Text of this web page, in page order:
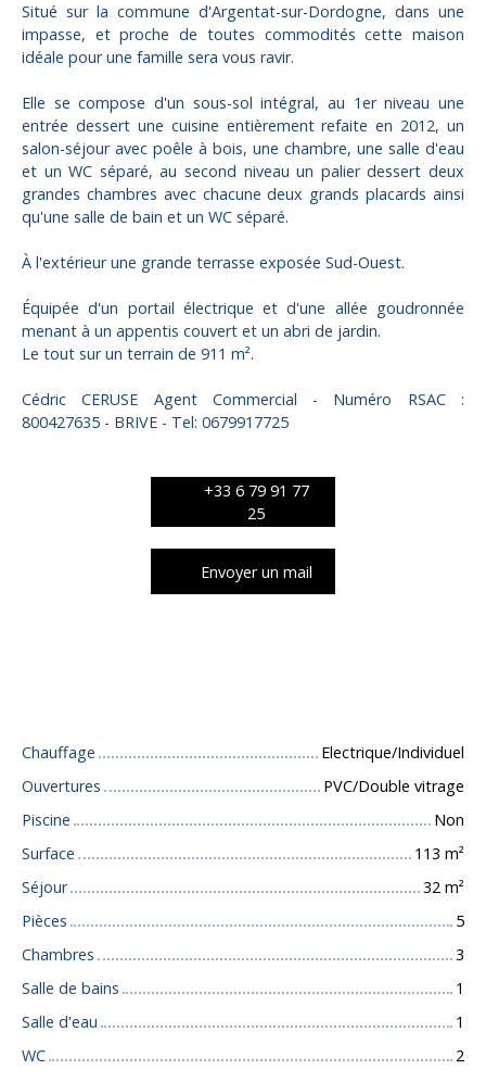
Situé sur la commune d'Argentat-sur-Dordogne, dans une
impasse, et proche de toutes commodités cette maison
idéale pour une famille sera vous ravir.
Elle se compose d'un sous-sol intégral, au 1er niveau une
entrée dessert une cuisine entièrement refaite en 2012, un
salon-séjour avec poêle à bois, une chambre, une salle d'eau
et un WC séparé, au second niveau un palier dessert deux
grandes chambres avec chacune deux grands placards ainsi
qu'une salle de bain et un WC séparé.
À l'extérieur une grande terrasse exposée Sud-Ouest.
Équipée d'un portail électrique et d'une allée goudronnée
menant à un appentis couvert et un abri de jardin.
Le tout sur un terrain de 911 m².
Cédric CERUSE Agent Commercial - Numéro RSAC :
800427635 - BRIVE - Tel: 0679917725
+33 6 79 91 77
25
Envoyer un mail
Chauffage
Electrique/Individuel
Ouvertures
PVC/Double vitrage
Piscine
Non
Surface
113 m²
Séjour
32 m²
Pièces
5
Chambres
3
Salle de bains
1
Salle d'eau
1
WC
2